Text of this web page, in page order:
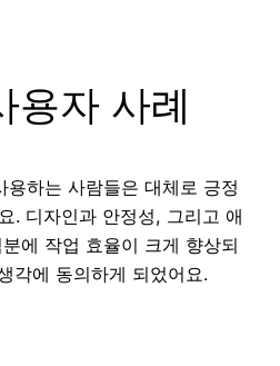
용자 사례
하는 사람들은 대체로 긍정
. 디자인과 안정성, 그리고 애
에 작업 효율이 크게 향상되
각에 동의하게 되었어요.